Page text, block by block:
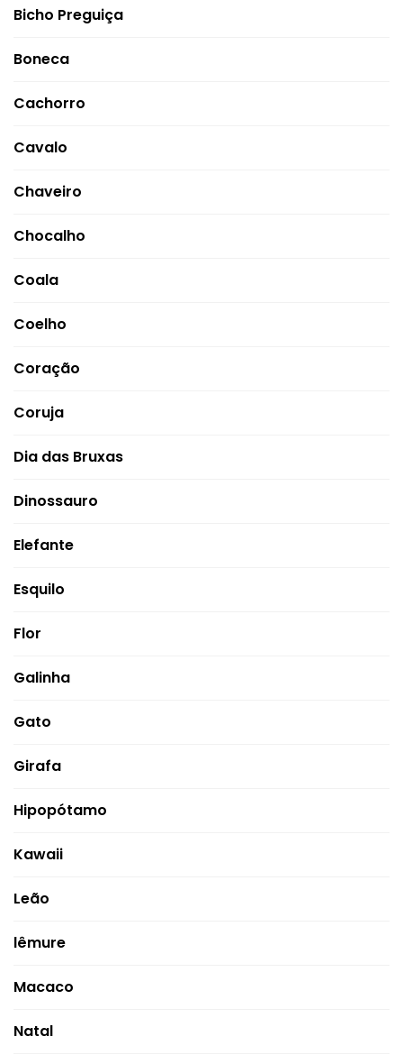
Bicho Preguiça
Boneca
Cachorro
Cavalo
Chaveiro
Chocalho
Coala
Coelho
Coração
Coruja
Dia das Bruxas
Dinossauro
Elefante
Esquilo
Flor
Galinha
Gato
Girafa
Hipopótamo
Kawaii
Leão
lêmure
Macaco
Natal